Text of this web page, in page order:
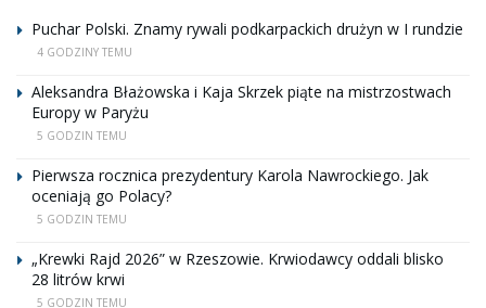
Puchar Polski. Znamy rywali podkarpackich drużyn w I rundzie
4 GODZINY TEMU
Aleksandra Błażowska i Kaja Skrzek piąte na mistrzostwach
Europy w Paryżu
5 GODZIN TEMU
Pierwsza rocznica prezydentury Karola Nawrockiego. Jak
oceniają go Polacy?
5 GODZIN TEMU
„Krewki Rajd 2026” w Rzeszowie. Krwiodawcy oddali blisko
28 litrów krwi
5 GODZIN TEMU